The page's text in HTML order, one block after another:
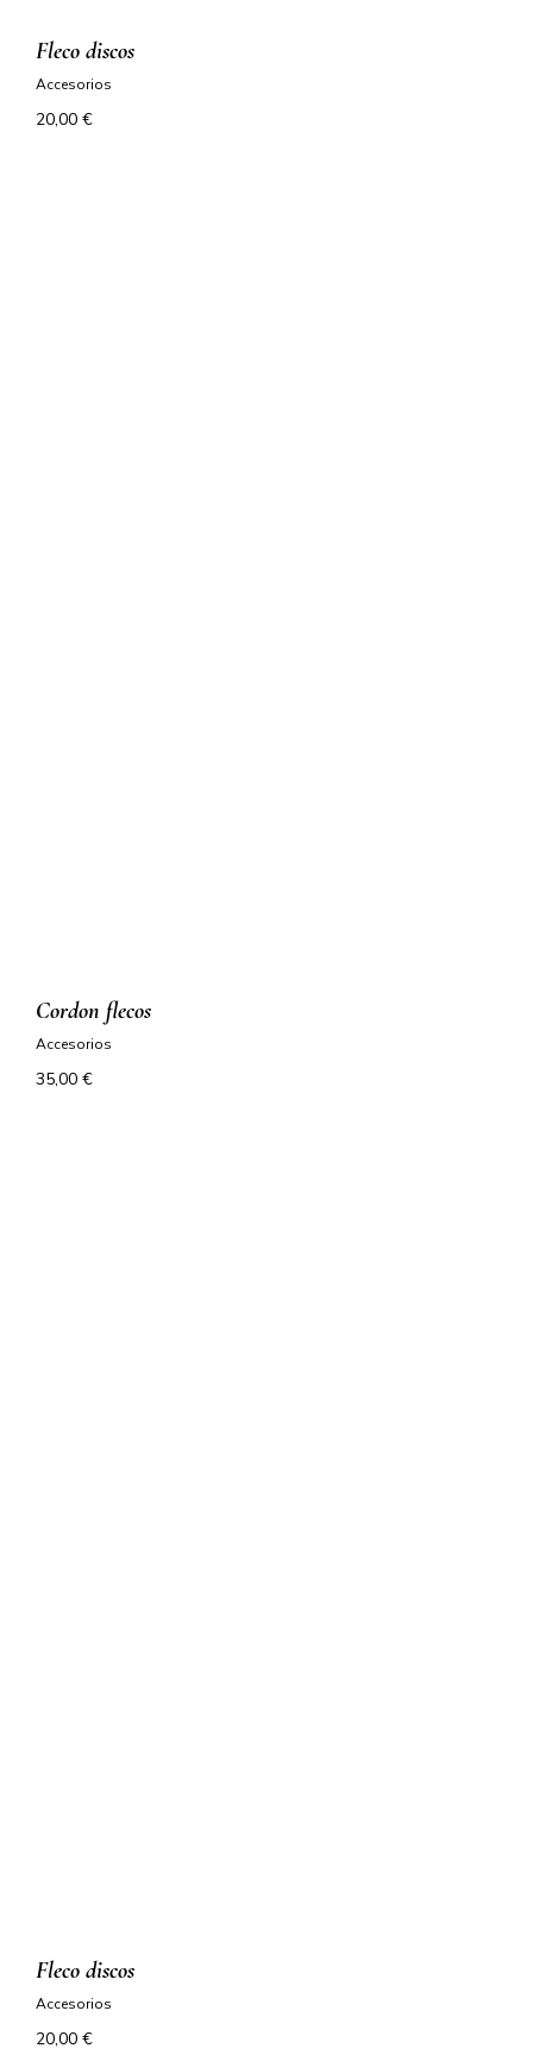
fleco discos
accesorios
20,00 €
cordon flecos
accesorios
35,00 €
fleco discos
accesorios
20,00 €